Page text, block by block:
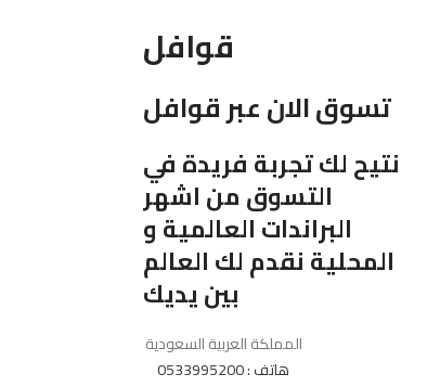
قوافل
تسوق الان عبر قوافل
نتيح لك تجربة فريدة في
التسوق من اشهر
البراندات العالمية و
المحلية نقدم لك العالم
بين يديك
المملكة العربية السعودية
هاتف : 0533995200